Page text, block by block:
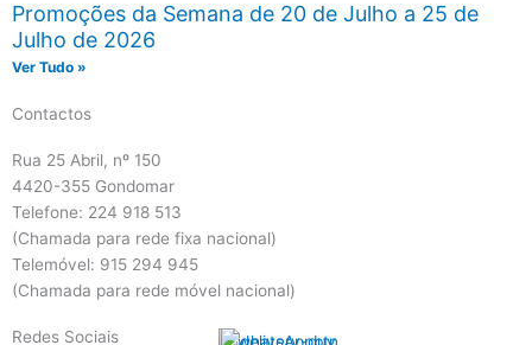
Promoções da Semana de 20 de Julho a 25 de
Julho de 2026
Ver Tudo »
Contactos
Rua 25 Abril, nº 150
4420-355 Gondomar
Telefone: 224 918 513
(Chamada para rede fixa nacional)
Telemóvel: 915 294 945
(Chamada para rede móvel nacional)
Redes Sociais